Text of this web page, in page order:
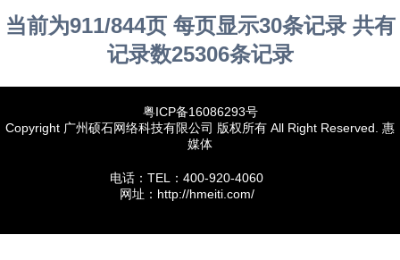
当前为911/844页 每页显示30条记录 共有
记录数25306条记录
粤ICP备16086293号
Copyright 广州硕石网络科技有限公司 版权所有 All Right Reserved. 惠
媒体
电话：TEL：400-920-4060
网址：http://hmeiti.com/